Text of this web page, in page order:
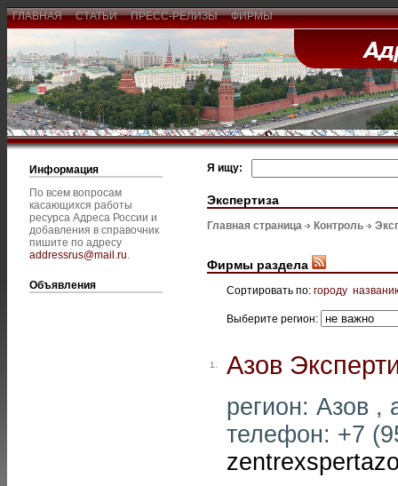
ГЛАВНАЯ СТАТЬИ ПРЕСС-РЕЛИЗЫ ФИРМЫ
Информация
По всем вопросам
касающихся работы
ресурса Адреса России и
добавления в справочник
пишите по адресу
addressrus@mail.ru.
Объявления
Я ищу:
Экспертиза
Главная страница Контроль
Фирмы раздела
Сортировать по: городу
Выберите регион:
1. Азов
регион: Азов ,
телефон: +7